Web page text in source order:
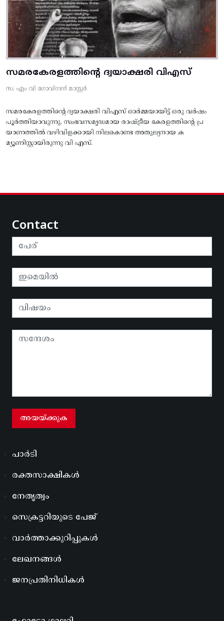
സമരകേരളത്തിൻ്റെ ദ്വയാക്ഷരി വിഎസ്
സ. എം വി ഗോവിന്ദൻ മാസ്റ്റർ
സമരകേരളത്തിൻ്റെ ദ്വയാക്ഷരി വിഎസ് ഓർമ്മയായിട്ട് ഒരു വർഷം
പൂർത്തിയാവുന്നു. സംഭവസമൃദ്ധമായ രാഷ്ട്രീയ കേരളത്തിന്റെ പ്ര
യാണത്തിൽ വഴിവിളക്കായി നിലകൊണ്ട അതുല്യനായ ക
മ്യൂണിസ്റ്റായിരുന്നു വി എസ്.
Contact
പാർടി
രക്തസാക്ഷികൾ
നേതൃത്വം
സെക്രട്ടറിയുടെ പേജ്
വാർത്താക്കുറിപ്പുകൾ
ലേഖനങ്ങൾ
ജനപ്രതിനിധികൾ